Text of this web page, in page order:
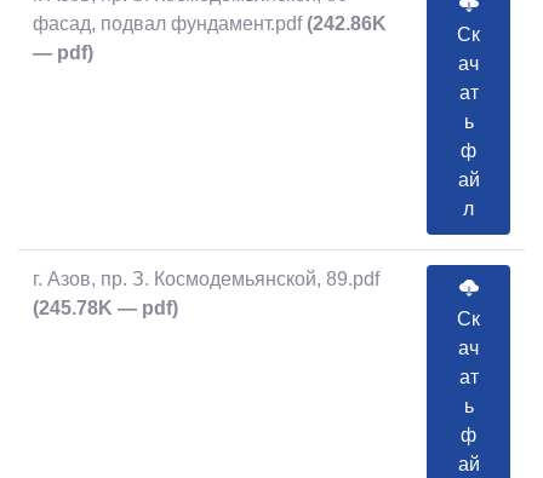
фасад, подвал фундамент.pdf (242.86K
— pdf)
Ск
ач
ат
ь
ф
ай
л
г. Азов, пр. З. Космодемьянской, 89.pdf
(245.78K — pdf)
Ск
ач
ат
ь
ф
ай